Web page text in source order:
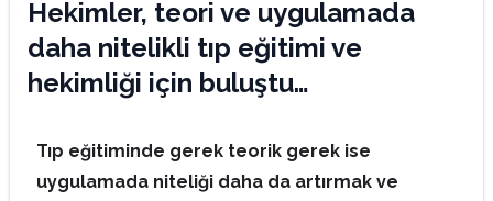
Hekimler, teori ve uygulamada
daha nitelikli tıp eğitimi ve
hekimliği için buluştu…
Tıp eğitiminde gerek teorik gerek ise
uygulamada niteliği daha da artırmak ve